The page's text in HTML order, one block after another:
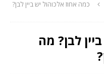
כמה אחוז אלכוהול יש ביין לבן?
לבן? מה